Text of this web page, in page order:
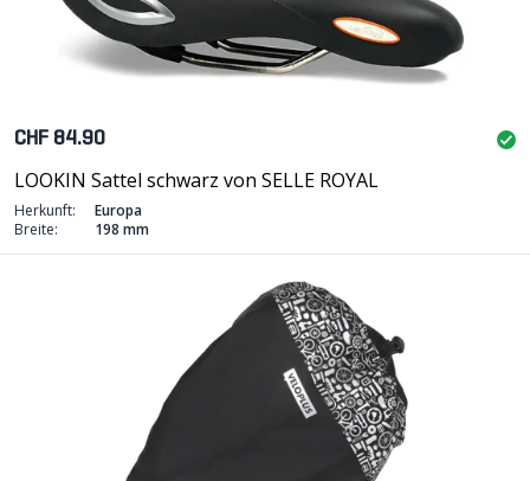
CHF 84.90
LOOKIN Sattel schwarz von SELLE ROYAL
Herkunft:
Europa
Breite:
198 mm